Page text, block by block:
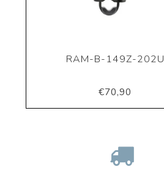
RAM-B-149Z-202U
€70,90